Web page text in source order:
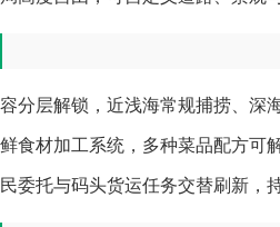
分层解锁，近浅海常规捕捞、深
食材加工系统，多种菜品配方可
委托与码头货运任务交替刷新，